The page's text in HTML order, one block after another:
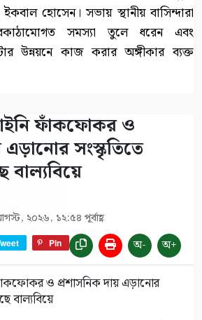
হোসেন। সভায় স্থানীয় বাসিন্দারা
সমস্যা তুলে ধরেন এবং
উন্নয়নে কাজ করার অঙ্গীকার ব্যক্ত
ফাঁকফোকর ও
এড়ানোর সংস্কৃতিতে
বাল্যবিয়ে
২০২৬, ১২:৫৪ পূর্বাহ্ণ
Pin অ- অ+